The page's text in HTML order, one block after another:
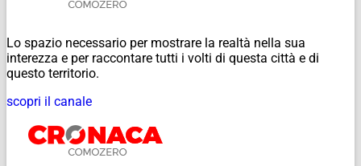
Lo spazio necessario per mostrare la realtà nella sua
interezza e per raccontare tutti i volti di questa città e di
questo territorio.
scopri il canale